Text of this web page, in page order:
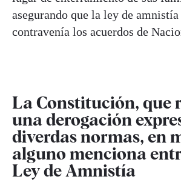
asegurando que la ley de
contravenía los acuerdos de
La Constitución, que
una derogación
diverdas normas, en
alguno menciona
Ley de Amnistía